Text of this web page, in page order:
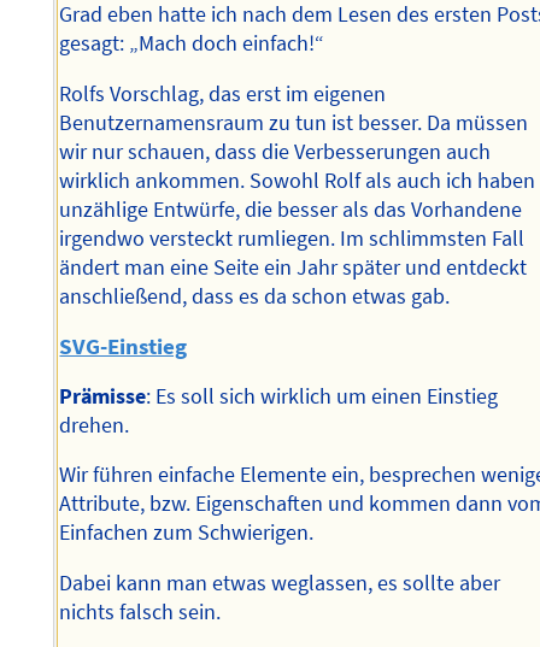
Grad eben hatte ich nach dem Lesen des ersten
gesagt: „Mach doch einfach!“
Rolfs Vorschlag, das erst im eigenen
Benutzernamensraum zu tun ist besser. Da müssen
wir nur schauen, dass die Verbesserungen auch
wirklich ankommen. Sowohl Rolf als auch ich haben
unzählige Entwürfe, die besser als das Vorhandene
irgendwo versteckt rumliegen. Im schlimmsten Fall
ändert man eine Seite ein Jahr später und entdeckt
anschließend, dass es da schon etwas gab.
SVG-Einstieg
Prämisse: Es soll sich wirklich um einen Einstieg
drehen.
Wir führen einfache Elemente ein, besprechen
Attribute, bzw. Eigenschaften und kommen dann
Einfachen zum Schwierigen.
Dabei kann man etwas weglassen, es sollte aber
nichts falsch sein.